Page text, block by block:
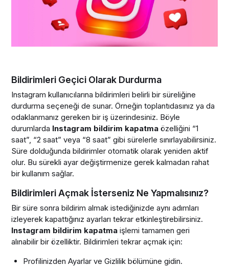
Bildirimleri Geçici Olarak Durdurma
Instagram kullanıcılarına bildirimleri belirli bir süreliğine
durdurma seçeneği de sunar. Örneğin toplantıdasınız ya da
odaklanmanız gereken bir iş üzerindesiniz. Böyle
durumlarda Instagram bildirim kapatma özelliğini “1
saat”, “2 saat” veya “8 saat” gibi sürelerle sınırlayabilirsiniz.
Süre dolduğunda bildirimler otomatik olarak yeniden aktif
olur. Bu sürekli ayar değiştirmenize gerek kalmadan rahat
bir kullanım sağlar.
Bildirimleri Açmak İsterseniz Ne Yapmalısınız?
Bir süre sonra bildirim almak istediğinizde aynı adımları
izleyerek kapattığınız ayarları tekrar etkinleştirebilirsiniz.
Instagram bildirim kapatma işlemi tamamen geri
alınabilir bir özelliktir. Bildirimleri tekrar açmak için:
Profilinizden Ayarlar ve Gizlilik bölümüne gidin.